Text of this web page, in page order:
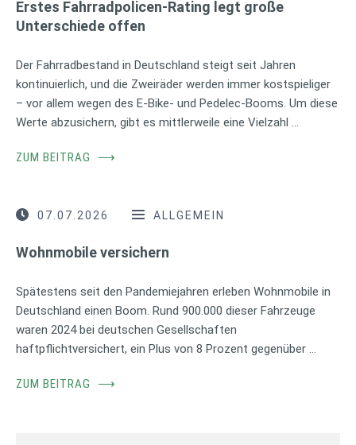
Erstes Fahrradpolicen-Rating legt große
Unterschiede offen
Der Fahrradbestand in Deutschland steigt seit Jahren
kontinuierlich, und die Zweiräder werden immer kostspieliger
– vor allem wegen des E-Bike- und Pedelec-Booms. Um diese
Werte abzusichern, gibt es mittlerweile eine Vielzahl …
ZUM BEITRAG ⟶
07.07.2026 ALLGEMEIN
Wohnmobile versichern
Spätestens seit den Pandemiejahren erleben Wohnmobile in
Deutschland einen Boom. Rund 900.000 dieser Fahrzeuge
waren 2024 bei deutschen Gesellschaften
haftpflichtversichert, ein Plus von 8 Prozent gegenüber …
ZUM BEITRAG ⟶